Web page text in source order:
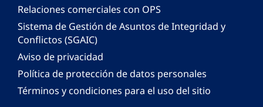
Relaciones comerciales con OPS
Sistema de Gestión de Asuntos de Integridad y
Conflictos (SGAIC)
Aviso de privacidad
Política de protección de datos personales
Términos y condiciones para el uso del sitio